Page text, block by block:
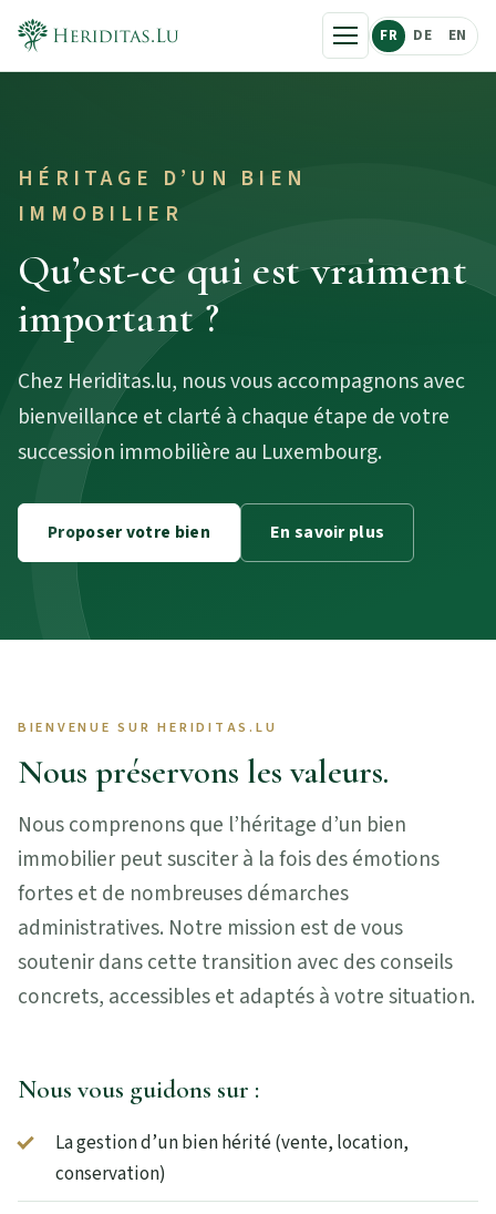
FR DE EN
HÉRITAGE D’UN BIEN
IMMOBILIER
Qu’est-ce qui est vraiment
important ?
Chez Heriditas.lu, nous vous accompagnons avec
bienveillance et clarté à chaque étape de votre
succession immobilière au Luxembourg.
Proposer votre bien En savoir plus
BIENVENUE SUR HERIDITAS.LU
Nous préservons les valeurs.
Nous comprenons que l’héritage d’un bien
immobilier peut susciter à la fois des émotions
fortes et de nombreuses démarches
administratives. Notre mission est de vous
soutenir dans cette transition avec des conseils
concrets, accessibles et adaptés à votre situation.
Nous vous guidons sur :
La gestion d’un bien hérité (vente, location,
conservation)